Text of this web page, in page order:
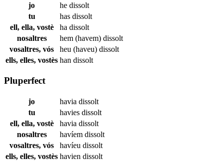
jo he dissolt
tu
has dissolt
ell, ella, vostè
ha dissolt
nosaltres
hem (havem) dissolt
vosaltres, vós
heu (haveu) dissolt
ells, elles, vostès han dissolt
Pluperfect
jo havia dissolt
tu
havies dissolt
ell, ella, vostè
havia dissolt
nosaltres
havíem dissolt
vosaltres, vós
havíeu dissolt
ells, elles, vostès havien dissolt